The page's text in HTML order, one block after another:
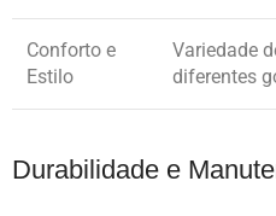
Conforto e
Estilo
Variedade
diferentes
Durabilidade e